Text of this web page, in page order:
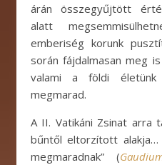
árán összegyűjtött
alatt
emberiség korunk
során fájdalmasan meg
valami a földi életünk
megmarad.
A II. Vatikáni Zsinat arra
bűntől eltorzított
megmaradnak” (